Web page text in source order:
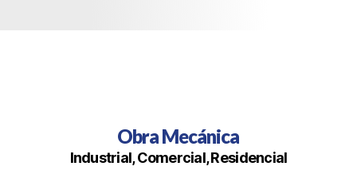
Obra Mecánica
Industrial, Comercial, Residencial